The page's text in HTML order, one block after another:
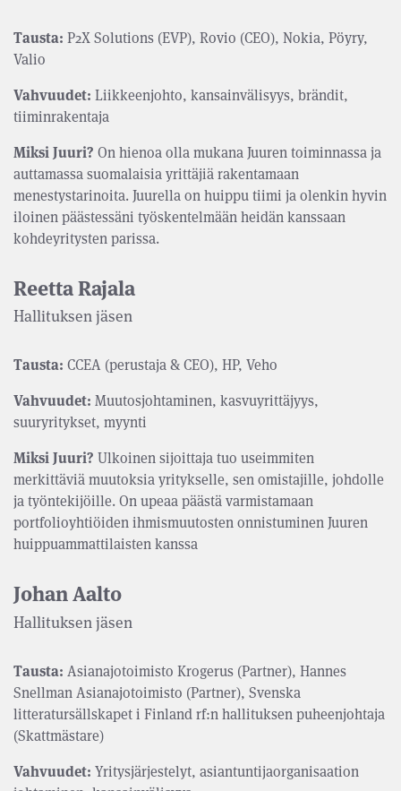
Tausta: P2X Solutions (EVP), Rovio (CEO), Nokia, Pöyry,
Valio
Vahvuudet: Liikkeenjohto, kansainvälisyys, brändit,
tiiminrakentaja
Miksi Juuri? On hienoa olla mukana Juuren toiminnassa ja
auttamassa suomalaisia yrittäjiä rakentamaan
menestystarinoita. Juurella on huippu tiimi ja olenkin hyvin
iloinen päästessäni työskentelmään heidän kanssaan
kohdeyritysten parissa.
Reetta Rajala
Hallituksen jäsen
Tausta: CCEA (perustaja & CEO), HP, Veho
Vahvuudet: Muutosjohtaminen, kasvuyrittäjyys,
suuryritykset, myynti
Miksi Juuri? Ulkoinen sijoittaja tuo useimmiten
merkittäviä muutoksia yritykselle, sen omistajille, johdolle
ja työntekijöille. On upeaa päästä varmistamaan
portfolioyhtiöiden ihmismuutosten onnistuminen Juuren
huippuammattilaisten kanssa
Johan Aalto
Hallituksen jäsen
Tausta: Asianajotoimisto Krogerus (Partner), Hannes
Snellman Asianajotoimisto (Partner), Svenska
litteratursällskapet i Finland rf:n hallituksen puheenjohtaja
(Skattmästare)
Vahvuudet: Yritysjärjestelyt, asiantuntijaorganisaation